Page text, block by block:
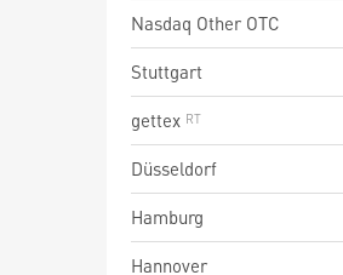
Nasdaq Other OTC
Stuttgart
gettex
Düsseldorf
Hamburg
Hannover